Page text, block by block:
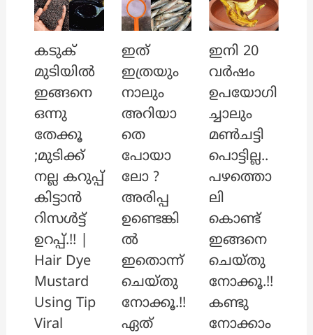
കടുക്
മുടിയിൽ
ഇങ്ങനെ
ഒന്നു
തേക്കൂ
;മുടിക്ക്
നല്ല കറുപ്പ്
കിട്ടാൻ
റിസൾട്ട്
ഉറപ്പ്.!! |
Hair Dye
Mustard
Using Tip
Viral
ഇത്
ഇത്രയും
നാലും
അറിയാ
തെ
പോയാ
ലോ ?
അരിപ്പ
ഉണ്ടെങ്കി
ൽ
ഇതൊന്ന്
ചെയ്തു
നോക്കൂ.!!
ഏത്
ഇനി 20
വർഷം
ഉപയോഗി
ച്ചാലും
മൺചട്ടി
പൊട്ടില്ല..
പഴത്തൊ
ലി
കൊണ്ട്
ഇങ്ങനെ
ചെയ്തു
നോക്കൂ.!!
കണ്ടു
നോക്കാം